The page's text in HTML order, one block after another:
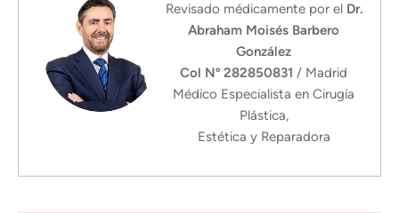
Revisado médicamente por el Dr.
Abraham Moisés Barbero
González
Col Nº 282850831 / Madrid
Médico Especialista en Cirugía
Plástica,
Estética y Reparadora